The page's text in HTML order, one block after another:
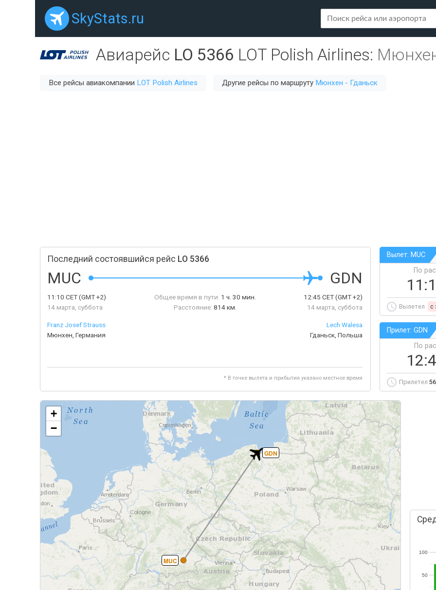
SkyStats.ru
Авиарейс LO 5366 LOT Polish Airlines:
Все рейсы авиакомпании LOT Polish Airlines Другие рейсы по маршруту Мюнхен - Гданьск
Последний состоявшийся рейс LO 5366
MUC GDN
11:10 CET(GMT +2)
14 марта, суббота
Общее время в пути: 1 ч. 30 мин.
Расстояние: 814 км.
12:45CET(GMT +2)
14 марта, суббота
Franz Josef Strauss
Мюнхен, Германия
Lech Walesa
Гданьск, Польша
* В точке вылета и прибытия указано местное время
Вылет: MUC
По
Вылетел c
Прилет: GDN
По
Прилетел
MUC
GDN
+
−
50
100